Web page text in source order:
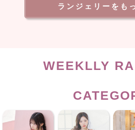
ランジェリーをも
WEEKLLY